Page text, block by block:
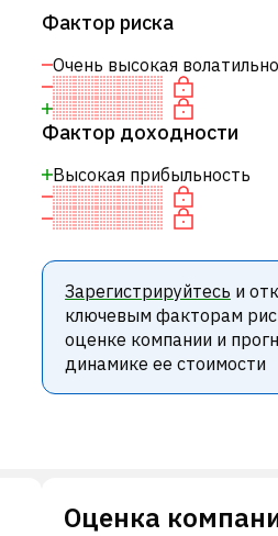
Фактор риска
Очень высокая
Фактор доходности
Высокая прибыльность
Зарегистрируйтесь и
ключевым факторам
оценке компании и
динамике ее стоимости
Оценка